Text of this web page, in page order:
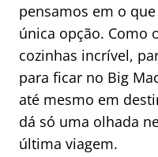
:
pensamos em o
única opção. Como
cozinhas incrível,
para ficar no Big
até mesmo em
dá só uma olhada
última viagem.